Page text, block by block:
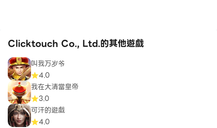
Clicktouch Co., Ltd.的其他遊戲
叫我万岁爷
4.0
我在大清當皇帝
3.0
可汗的遊戲
4.0